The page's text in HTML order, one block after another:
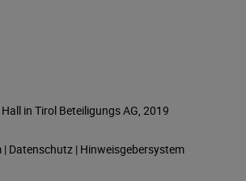
in Tirol Beteiligungs AG, 2019
| Datenschutz | Hinweisgebersystem